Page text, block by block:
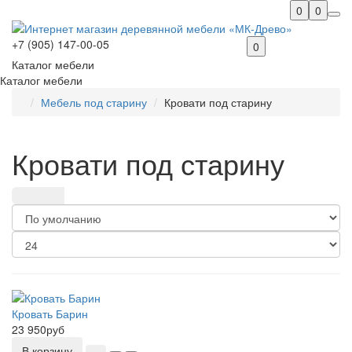
0
0
+7 (905) 147-00-05
0
Каталог мебели
Каталог мебели
Мебель под старину
Кровати под старину
Кровати под старину
Кровать Барин
23 950руб